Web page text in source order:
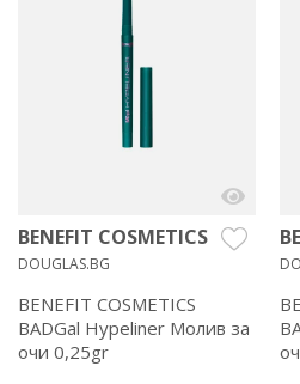
BENEFIT COSMETICS
DOUGLAS.BG
BENEFIT COSMETICS
BADGal Hypeliner Молив за
очи 0,25gr